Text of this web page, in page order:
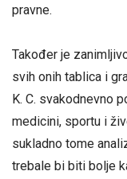
pravne.
Također je
svih onih tablica i
K. C. svakodnevno
medicini, sportu i
sukladno tome
trebale bi biti bolje